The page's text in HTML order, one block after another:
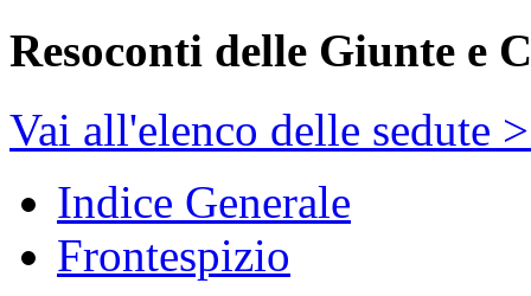
Resoconti delle Giunte e
Vai all'elenco delle sedute
Indice Generale
Frontespizio